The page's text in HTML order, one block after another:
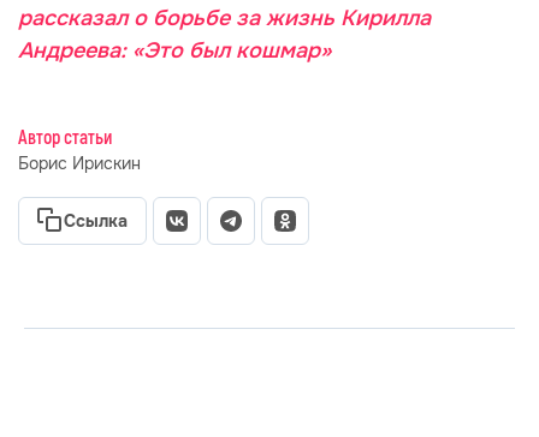
рассказал о борьбе за жизнь Кирилла
Андреева: «Это был кошмар»
Автор статьи
Борис Ирискин
Ссылка